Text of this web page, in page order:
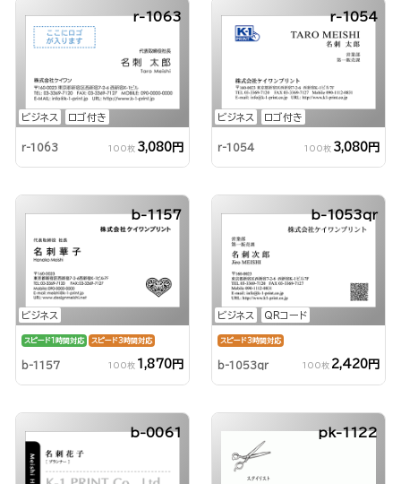
ビジネス ロゴ付き
r-1063
r-1063 100枚 3,080円
ビジネス ロゴ付き
r-1054
r-1054 100枚 3,080円
ビジネス
b-1157
スピード1時間対応 スピード3時間対応
b-1157 100枚 1,870円
ビジネス QRコード
b-1053qr
スピード3時間対応
b-1053qr 100枚 2,420円
b-0061 pk-1122